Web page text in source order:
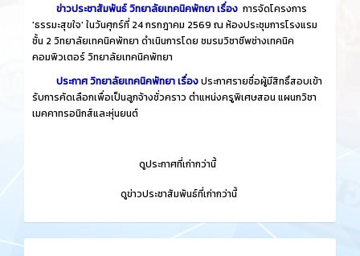
ข่าวประชาสัมพันธ์ วิทยาลัยเทคนิคพัทยา เรื่อง การจัดโครงการ
'ธรรมะสุขใจ' ในวันศุกร์ที่ 24 กรกฎาคม 2569 ณ ห้องประชุมการโรงแรม
ชั้น 2 วิทยาลัยเทคนิคพัทยา ดำเนินการโดย ชมรมวิชาชีพช่างเทคนิค
คอมพิวเตอร์ วิทยาลัยเทคนิคพัทยา
ประกาศ วิทยาลัยเทคนิคพัทยา เรื่องประกาศรายชื่อผู้มีสิทธิ์สอบเข้า
รับการคัดเลือกเพื่อเป็นลูกจ้างชั่วคราว ตำแหน่งครูพิเศษสอน แผนกวิชา
เมคคาทรอนิกส์และหุ่นยนต์
ดูประกาศที่เก่ากว่านี้
ดูข่าวประชาสัมพันธ์ที่เก่ากว่านี้